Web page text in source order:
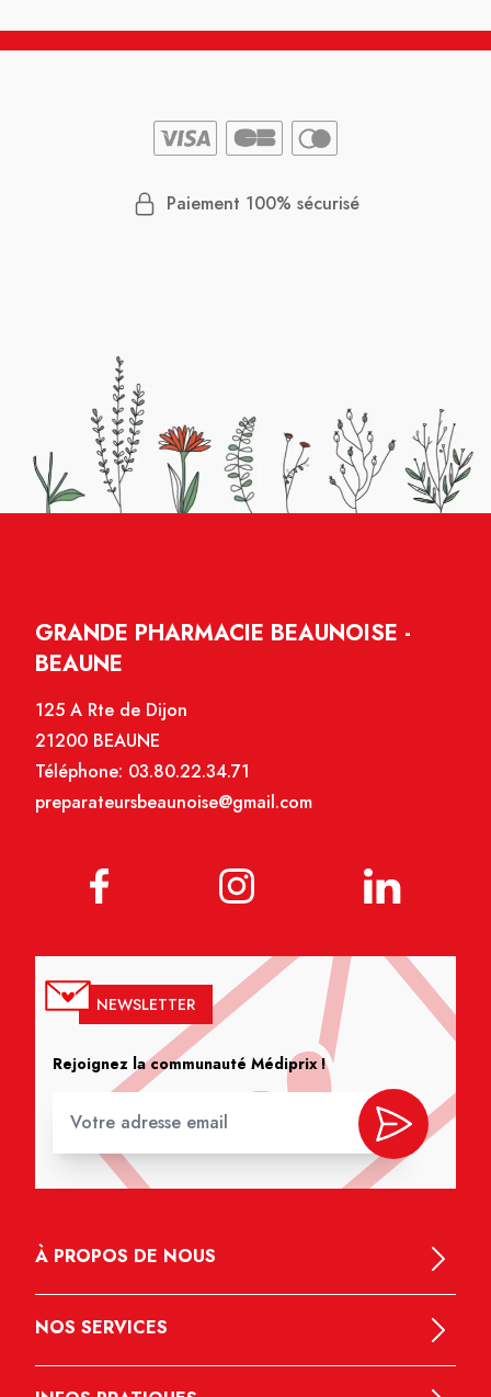
Paiement 100% sécurisé
GRANDE PHARMACIE BEAUNOISE -
BEAUNE
125 A Rte de Dijon
21200 BEAUNE
Téléphone: 03.80.22.34.71
preparateursbeaunoise@gmail.com
NEWSLETTER
Rejoignez la communauté Médiprix !
À PROPOS DE NOUS
NOS SERVICES